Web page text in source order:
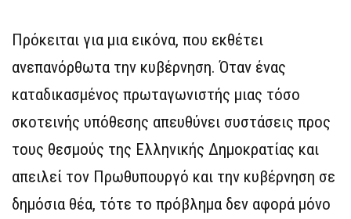
Πρόκειται για μια εικόνα, που εκθέτει
ανεπανόρθωτα την κυβέρνηση. Όταν ένας
καταδικασμένος πρωταγωνιστής μιας τόσο
σκοτεινής υπόθεσης απευθύνει συστάσεις προς
τους θεσμούς της Ελληνικής Δημοκρατίας και
απειλεί τον Πρωθυπουργό και την κυβέρνηση σε
δημόσια θέα, τότε το πρόβλημα δεν αφορά μόνο